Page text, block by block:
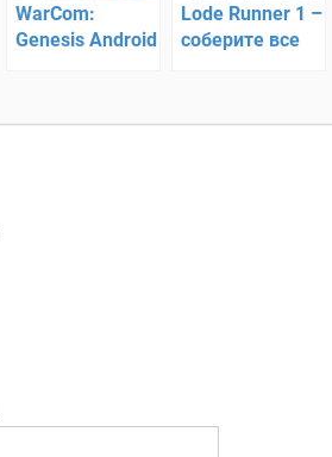
WarCom:
Genesis Android
Lode Runner 1 –
соберите все